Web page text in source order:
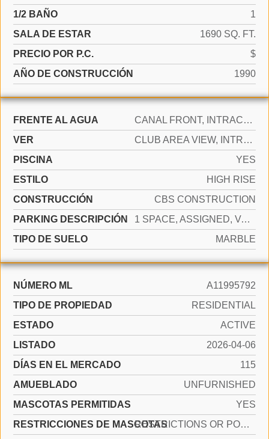
1/2 BAÑO
1
SALA DE ESTAR
1690 SQ. FT.
PRECIO POR P.C.
$
AÑO DE CONSTRUCCIÓN
1990
FRENTE AL AGUA
CANAL FRONT, INTRACOASTAL FRONT, LAKE
VER
CLUB AREA VIEW, INTRACOASTAL VIEW, OCEAN VIEW
PISCINA
YES
ESTILO
HIGH RISE
CONSTRUCCIÓN
CBS CONSTRUCTION
PARKING DESCRIPCIÓN
1 SPACE, ASSIGNED, VALET, NO MOTORCYCLE
TIPO DE SUELO
MARBLE
NÚMERO ML
A11995792
TIPO DE PROPIEDAD
RESIDENTIAL
ESTADO
ACTIVE
LISTADO
2026-04-06
DÍAS EN EL MERCADO
115
AMUEBLADO
UNFURNISHED
MASCOTAS PERMITIDAS
YES
RESTRICCIONES DE MASCOTAS
RESTRICTIONS OR POSSIBLE RESTRICTIONS